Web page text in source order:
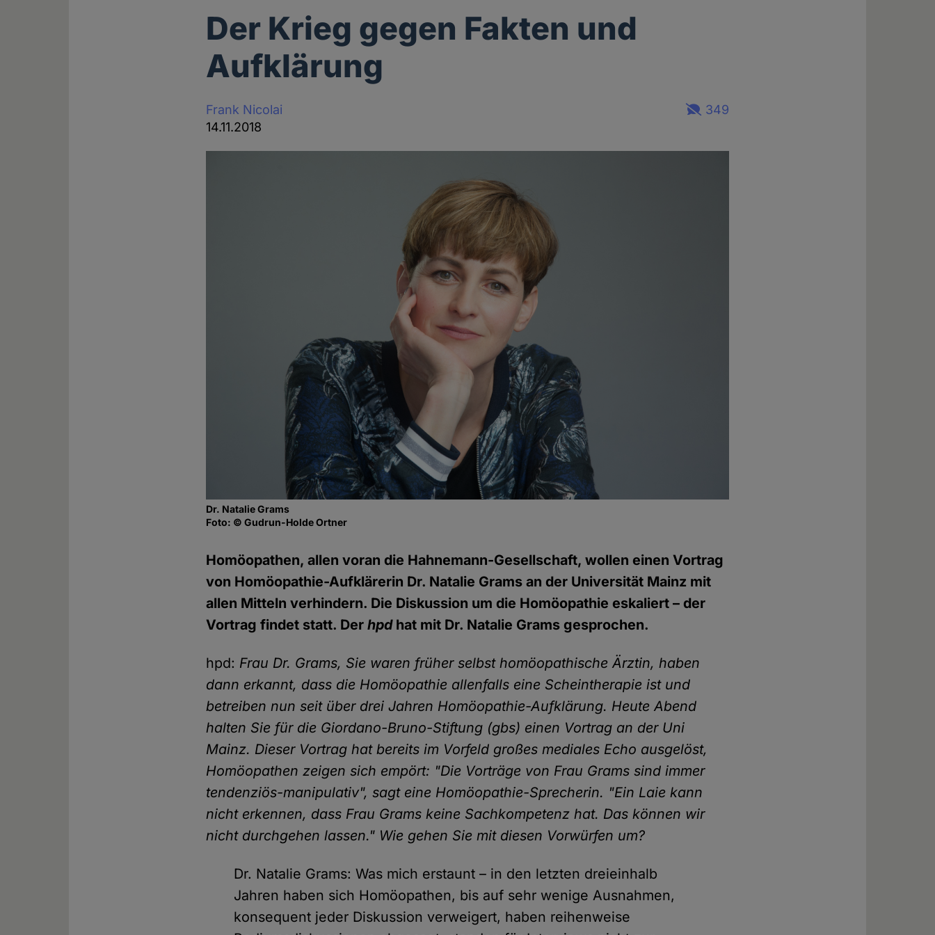
Der Krieg gegen Fakten und
Aufklärung
Frank Nicolai
14.11.2018
349
Dr. Natalie Grams
Foto: © Gudrun-Holde Ortner
Homöopathen, allen voran die Hahnemann-Gesellschaft, wollen einen Vortrag
von Homöopathie-Aufklärerin Dr. Natalie Grams an der Universität Mainz mit
allen Mitteln verhindern. Die Diskussion um die Homöopathie eskaliert – der
Vortrag findet statt. Derhpdhat mit Dr. Natalie Grams gesprochen.
hpd: Frau Dr. Grams, Sie waren früher selbst homöopathische Ärztin, haben
dann erkannt, dass die Homöopathie allenfalls eine Scheintherapie ist und
betreiben nun seit über drei Jahren Homöopathie-Aufklärung. Heute Abend
halten Sie für die Giordano-Bruno-Stiftung (gbs) einen Vortrag an der Uni
Mainz. Dieser Vortrag hat bereits im Vorfeld großes mediales Echo ausgelöst,
Homöopathen zeigen sich empört: "Die Vorträge von Frau Grams sind immer
tendenziös-manipulativ", sagt eine Homöopathie-Sprecherin. "Ein Laie kann
nicht erkennen, dass Frau Grams keine Sachkompetenz hat. Das können wir
nicht durchgehen lassen." Wie gehen Sie mit diesen Vorwürfen um?
Dr. Natalie Grams: Was mich erstaunt – in den letzten dreieinhalb
Jahren haben sich Homöopathen, bis auf sehr wenige Ausnahmen,
konsequent jeder Diskussion verweigert, haben reihenweise